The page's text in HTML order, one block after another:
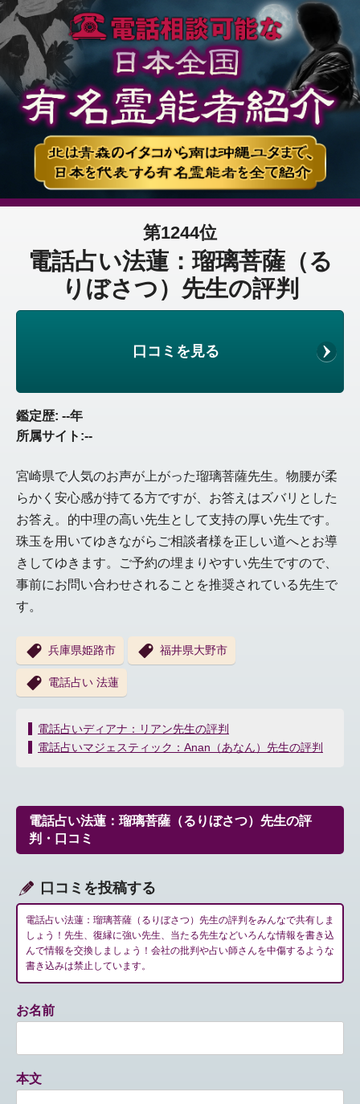
第1244位
電話占い法蓮：瑠璃菩薩（る
りぼさつ）先生の評判
口コミを見る
鑑定歴: --年
所属サイト:--
宮崎県で人気のお声が上がった瑠璃菩薩先生。物腰が柔
らかく安心感が持てる方ですが、お答えはズバリとした
お答え。的中理の高い先生として支持の厚い先生です。
珠玉を用いてゆきながらご相談者様を正しい道へとお導
きしてゆきます。ご予約の埋まりやすい先生ですので、
事前にお問い合わせされることを推奨されている先生で
す。
兵庫県姫路市 福井県大野市
電話占い 法蓮
投
稿
ー
シ
ョ
電話占いディアナ：リアン先生の評判
電話占いマジェスティック：Anan（あなん）先生の評判
電話占い法蓮：瑠璃菩薩（るりぼさつ）先生の評
判・口コミ
口コミを投稿する
電話占い法蓮：瑠璃菩薩（るりぼさつ）先生の評判をみんなで共有しま
しょう！先生、復縁に強い先生、当たる先生などいろんな情報を書き込
んで情報を交換しましょう！会社の批判や占い師さんを中傷するような
書き込みは禁止しています。
お名前
本文